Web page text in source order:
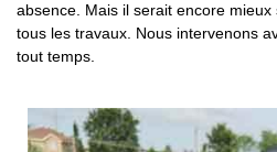
absence. Mais il serait encore
tous les travaux. Nous intervenons
tout temps.